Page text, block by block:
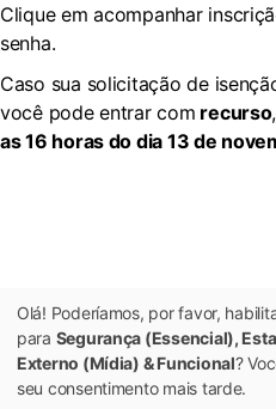
Clique em acompanhar
senha.
Caso sua solicitação de
você pode entrar com recurso
as 16 horas do dia 13 de
Olá! Poderíamos, por favor,
para Segurança (Essencial),
Externo (Mídia) & Funcional?
seu consentimento mais tarde.